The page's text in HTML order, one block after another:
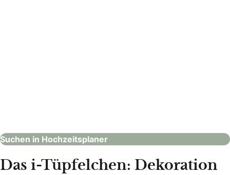
Suchen in Hochzeitsplaner
Das i-Tüpfelchen: Dekoration